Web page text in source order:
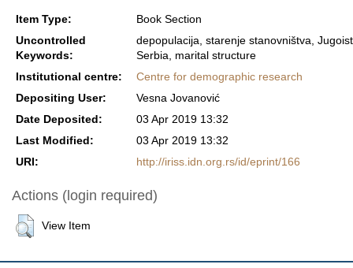
Item Type:
Book Section
Uncontrolled
Keywords:
depopulacija, starenje stanovništva,
Sеrbia, marital structurе
Institutional centre:
Centre for demographic research
Depositing User:
Vesna Jovanović
Date Deposited:
03 Apr 2019 13:32
Last Modified:
03 Apr 2019 13:32
URI:
http://iriss.idn.org.rs/id/eprint/166
Actions (login required)
View Item